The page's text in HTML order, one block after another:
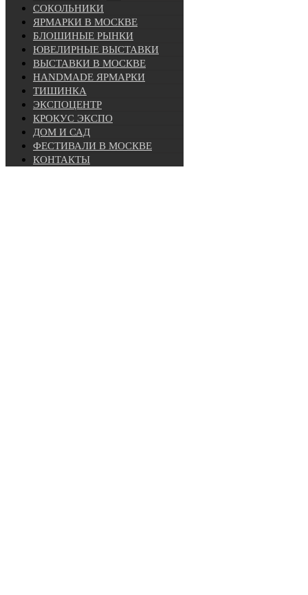
СОКОЛЬНИКИ
ЯРМАРКИ В МОСКВЕ
БЛОШИНЫЕ РЫНКИ
ЮВЕЛИРНЫЕ ВЫСТАВКИ
ВЫСТАВКИ В МОСКВЕ
HANDMADE ЯРМАРКИ
ТИШИНКА
ЭКСПОЦЕНТР
КРОКУС ЭКСПО
ДОМ И САД
ФЕСТИВАЛИ В МОСКВЕ
КОНТАКТЫ